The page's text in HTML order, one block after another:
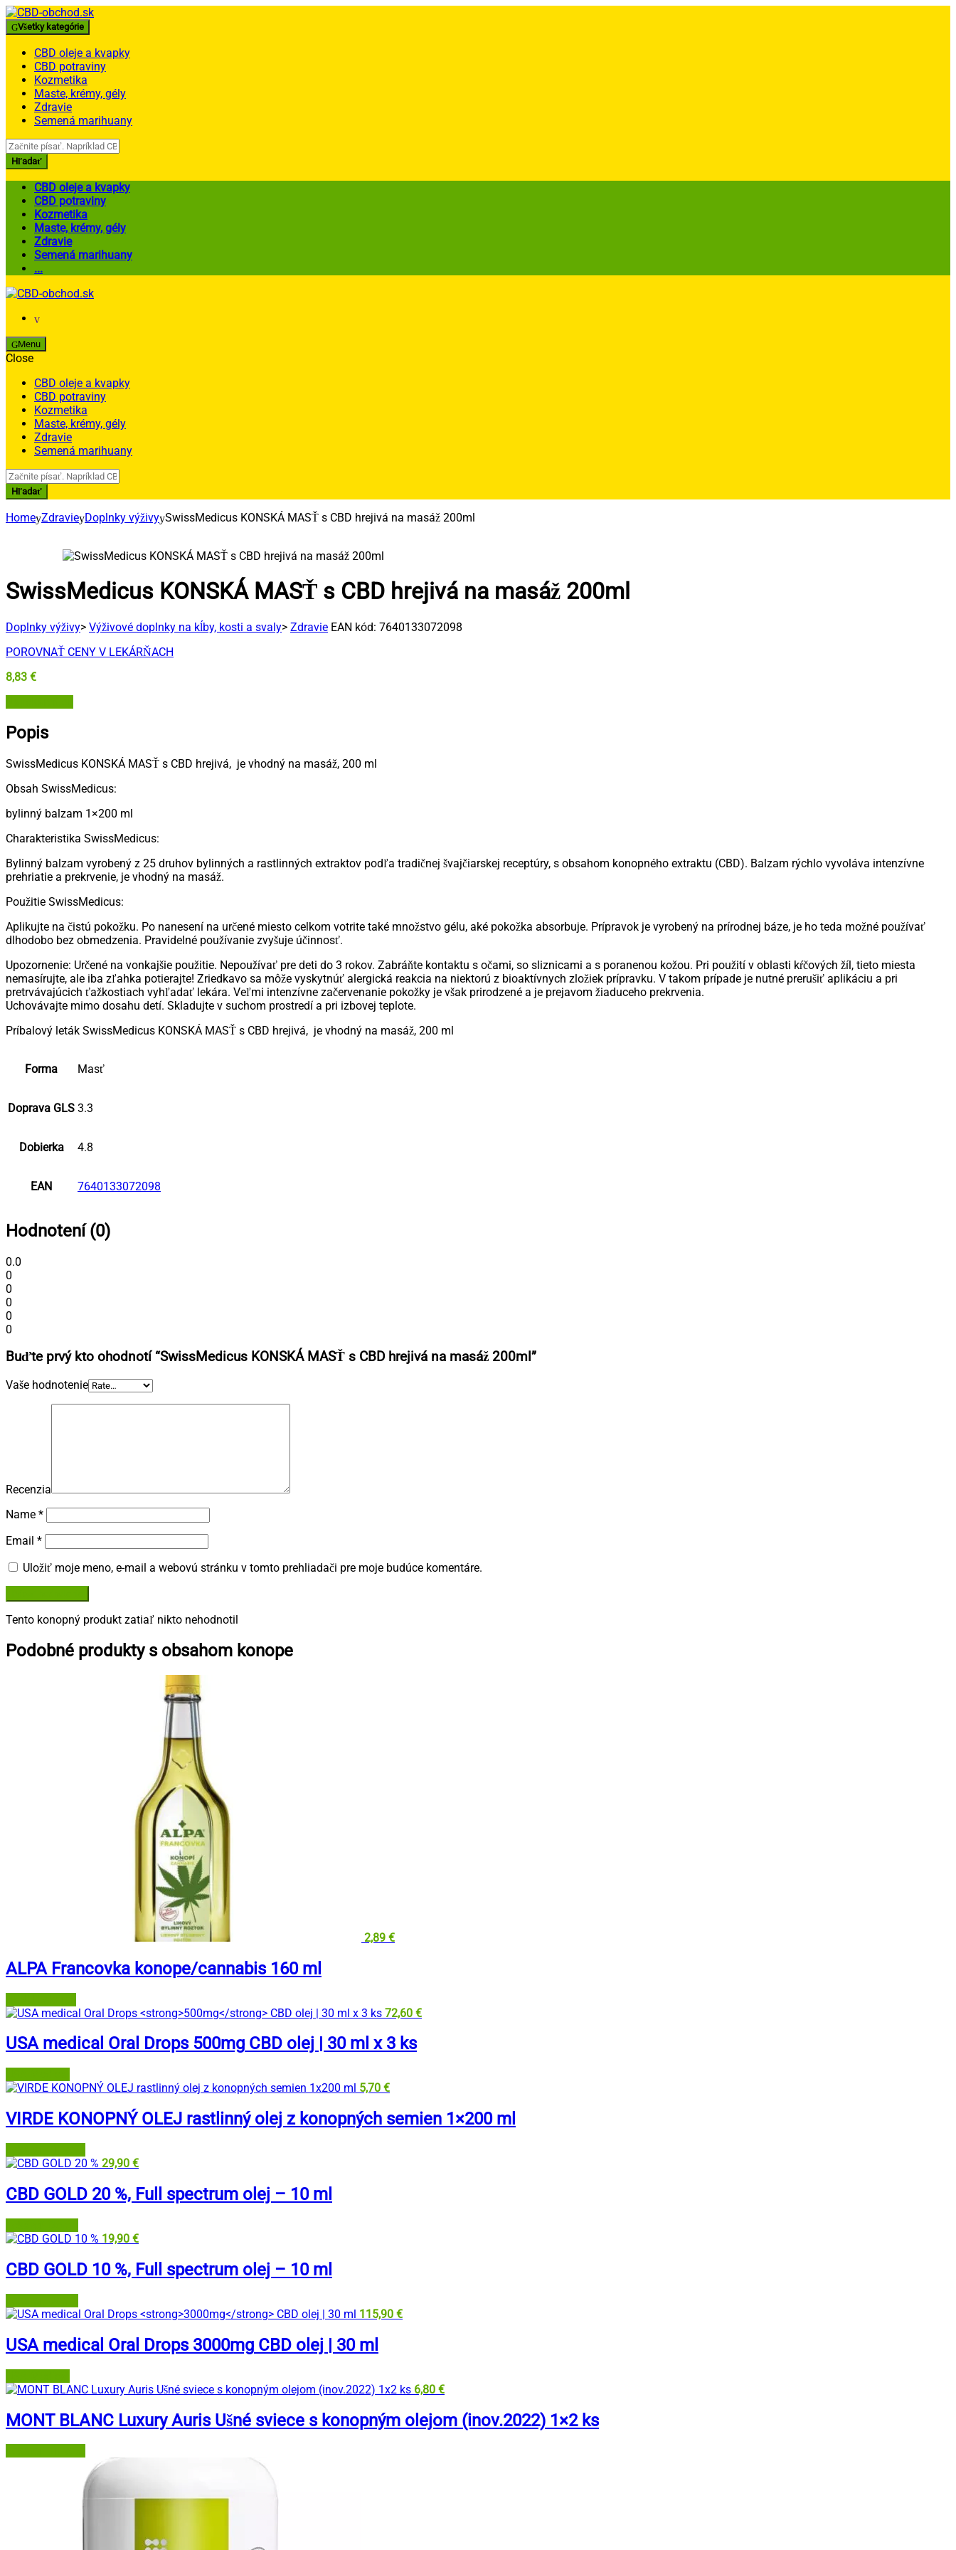
Skip
to
navigation
Skip
to
content
Všetky kategórie
CBD oleje a kvapky
CBD potraviny
Kozmetika
Maste, krémy, gély
Zdravie
Semená marihuany
Search
for:
Hľadať
CBD oleje a kvapky
CBD potraviny
Kozmetika
Maste, krémy, gély
Zdravie
Semená marihuany
...
Menu
Close
CBD oleje a kvapky
CBD potraviny
Kozmetika
Maste, krémy, gély
Zdravie
Semená marihuany
Search
for:
Hľadať
Home Zdravie Doplnky výživy SwissMedicus KONSKÁ MASŤ s CBD hrejivá na masáž 200ml
SwissMedicus KONSKÁ MASŤ s CBD hrejivá na masáž 200ml
Doplnky výživy> Výživové doplnky na kĺby, kosti a svaly> Zdravie EAN kód: 7640133072098
POROVNAŤ CENY V LEKÁRŇACH
8,83 €
Popis
SwissMedicus KONSKÁ MASŤ s CBD hrejivá, je vhodný na masáž, 200 ml
Obsah SwissMedicus:
bylinný balzam 1×200 ml
Charakteristika SwissMedicus:
Bylinný balzam vyrobený z 25 druhov bylinných a rastlinných extraktov podľa tradičnej švajčiarskej receptúry, s obsahom konopného extraktu (CBD). Balzam rýchlo vyvoláva intenzívne
prehriatie a prekrvenie, je vhodný na masáž.
Použitie SwissMedicus:
Aplikujte na čistú pokožku. Po nanesení na určené miesto celkom votrite také množstvo gélu, aké pokožka absorbuje. Prípravok je vyrobený na prírodnej báze, je ho teda možné používať
dlhodobo bez obmedzenia. Pravidelné používanie zvyšuje účinnosť.
Upozornenie: Určené na vonkajšie použitie. Nepoužívať pre deti do 3 rokov. Zabráňte kontaktu s očami, so sliznicami a s poranenou kožou. Pri použití v oblasti kŕčových žíl, tieto miesta
nemasírujte, ale iba zľahka potierajte! Zriedkavo sa môže vyskytnúť alergická reakcia na niektorú z bioaktívnych zložiek prípravku. V takom prípade je nutné prerušiť aplikáciu a pri
pretrvávajúcich ťažkostiach vyhľadať lekára. Veľmi intenzívne začervenanie pokožky je však prirodzené a je prejavom žiaduceho prekrvenia.
Uchovávajte mimo dosahu detí. Skladujte v suchom prostredí a pri izbovej teplote.
Príbalový leták SwissMedicus KONSKÁ MASŤ s CBD hrejivá, je vhodný na masáž, 200 ml
Forma Masť
Doprava GLS 3.3
Dobierka 4.8
EAN 7640133072098
Hodnotení (0)
0.0
0
0
0
0
0
Buďte prvý kto ohodnotí “SwissMedicus KONSKÁ MASŤ s CBD hrejivá na masáž 200ml”
Vaše hodnotenie
Recenzia
Name *
Email *
Uložiť moje meno, e-mail a webovú stránku v tomto prehliadači pre moje budúce komentáre.
Tento konopný produkt zatiaľ nikto nehodnotil
Podobné produkty s obsahom konope
2,89 €
ALPA Francovka konope/cannabis 160 ml
72,60 €
USA medical Oral Drops 500mg CBD olej | 30 ml x 3 ks
5,70 €
VIRDE KONOPNÝ OLEJ rastlinný olej z konopných semien 1×200 ml
29,90 €
CBD GOLD 20 %, Full spectrum olej – 10 ml
19,90 €
CBD GOLD 10 %, Full spectrum olej – 10 ml
115,90 €
USA medical Oral Drops 3000mg CBD olej | 30 ml
6,80 €
MONT BLANC Luxury Auris Ušné sviece s konopným olejom (inov.2022) 1×2 ks